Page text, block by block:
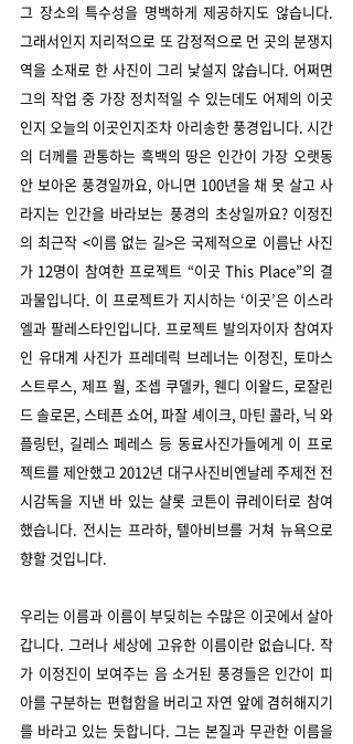
그 장소의 특수성을 명백하게 제공하지도 않습니다.
그래서인지 지리적으로 또 감정적으로 먼 곳의 분쟁지
역을 소재로 한 사진이 그리 낯설지 않습니다. 어쩌면
그의 작업 중 가장 정치적일 수 있는데도 어제의 이곳
인지 오늘의 이곳인지조차 아리송한 풍경입니다. 시간
의 더께를 관통하는 흑백의 땅은 인간이 가장 오랫동
안 보아온 풍경일까요, 아니면 100년을 채 못 살고 사
라지는 인간을 바라보는 풍경의 초상일까요? 이정진
의 최근작 <이름 없는 길>은 국제적으로 이름난 사진
가 12명이 참여한 프로젝트 “이곳 This Place”의 결
과물입니다. 이 프로젝트가 지시하는 ‘이곳’은 이스라
엘과 팔레스타인입니다. 프로젝트 발의자이자 참여자
인 유대계 사진가 프레데릭 브레너는 이정진, 토마스
스트루스, 제프 월, 조셉 쿠델카, 웬디 이왈드, 로잘린
드 솔로몬, 스테픈 쇼어, 파잘 셰이크, 마틴 콜라, 닉 와
플링턴, 길레스 페레스 등 동료사진가들에게 이 프로
젝트를 제안했고 2012년 대구사진비엔날레 주제전 전
시감독을 지낸 바 있는 샬롯 코튼이 큐레이터로 참여
했습니다. 전시는 프라하, 텔아비브를 거쳐 뉴욕으로
향할 것입니다.
우리는 이름과 이름이 부딪히는 수많은 이곳에서 살아
갑니다. 그러나 세상에 고유한 이름이란 없습니다. 작
가 이정진이 보여주는 음 소거된 풍경들은 인간이 피
아를 구분하는 편협함을 버리고 자연 앞에 겸허해지기
를 바라고 있는 듯합니다. 그는 본질과 무관한 이름을